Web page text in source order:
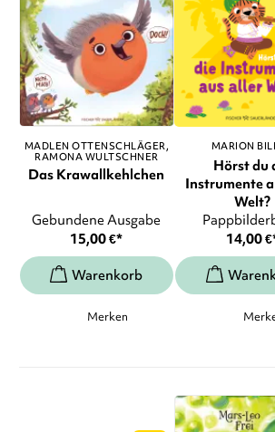
MADLEN OTTENSCHLÄGER
RAMONA WULTSCHNER
Das Krawallkehlchen
Gebundene Ausgabe
15,00€*
Merken
MARION
Hörst du
Instrumente
Welt?
14,00€